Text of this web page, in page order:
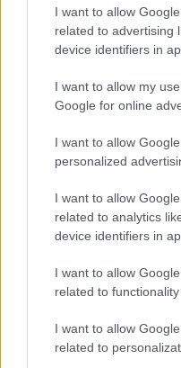
I want to allow
related to advertising
device identifiers in
I want to allow my
Google for online
I want to allow
personalized
I want to allow
related to analytics
device identifiers in
I want to allow
related to
I want to allow
related to